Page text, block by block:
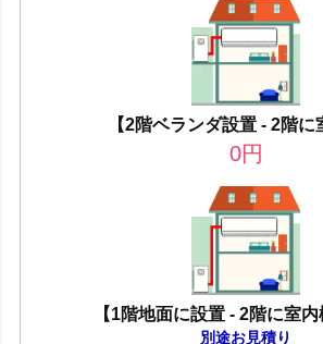
【2階ベランダ設置 - 2階に
0円
【1階地面に設置 - 2階に室内
別途お見積り